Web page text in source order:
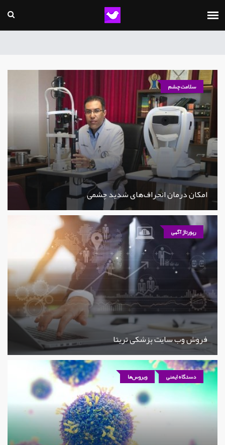
سلامت چشم
امکان درمان انحراف‌های شدید چشمی
رپورتاژ آگهی
فروش وب سایت پزشکی تریتا
دستگاه ایمنی ویروس‌ها